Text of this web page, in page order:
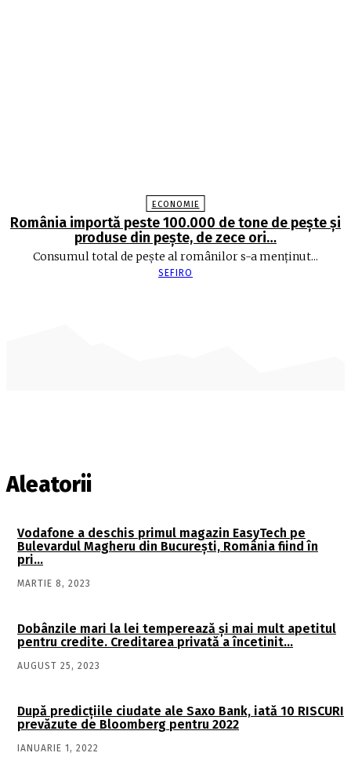
ECONOMIE
România importă peste 100.000 de tone de peşte şi
produse din peşte, de zece ori…
Consumul total de peşte al ro­mâ­nilor s-a menţinut...
SEFIRO
Aleatorii
Vodafone a deschis primul magazin EasyTech pe
Bulevardul Magheru din Bucureşti, România fiind în
pri…
MARTIE 8, 2023
Dobânzile mari la lei temperează şi mai mult apetitul
pentru credite. Creditarea privată a încetinit…
AUGUST 25, 2023
După predicțiile ciudate ale Saxo Bank, iată 10 RISCURI
prevăzute de Bloomberg pentru 2022
IANUARIE 1, 2022